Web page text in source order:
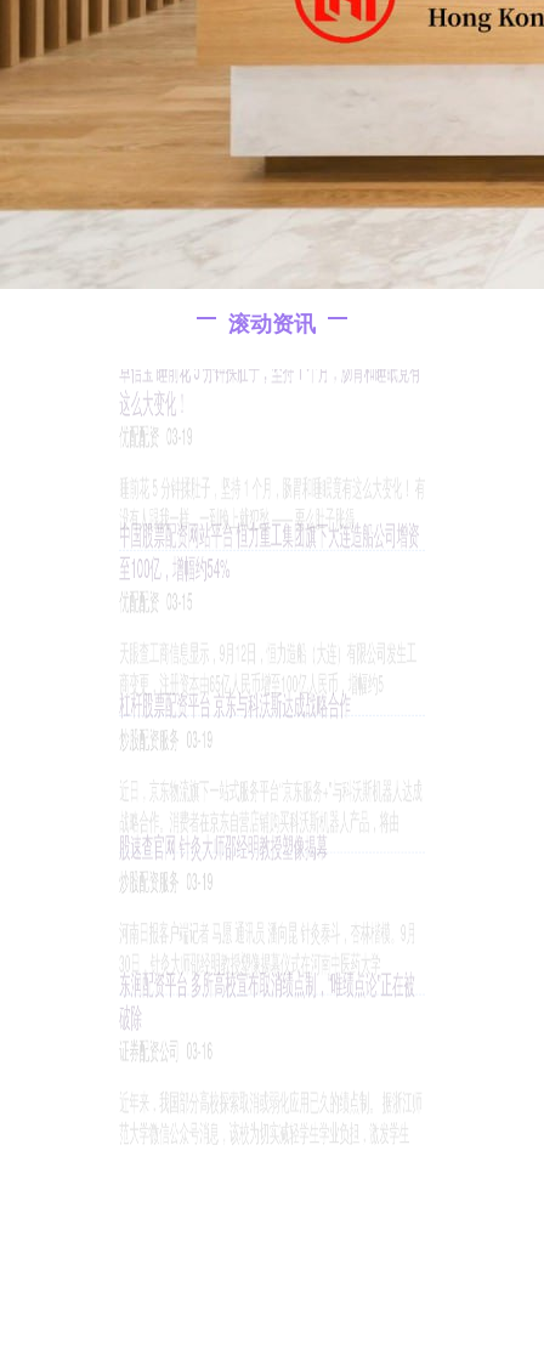
滚动资讯
东信证券配资 厨师IP、宝藏小店……大湾区假日餐饮消费亮
03-20
国庆黄金周，餐饮行业以多样化创新点燃假期消费活力。广州启动第
二届“Young城点心季”，联动粤港澳大湾区10家知名餐厅，
天猫配资官网 欧洲搅屎棍台湾邦交立陶宛，欲求盟友帮助，
求助无果宣布破产！
04-10
今天看到一条消息，真的让人觉得振奋不已。欧洲的小强——立陶
宛，在反对中国的立场上终于迎来了报应，在俄乌战争中也扮演了搅
豪泰配资平台 陆家嘴论坛上，吴清宣布科创板将推出两项改
06-17
中国证监会主席吴清在陆家嘴论坛上透露，近期科创板即将推出两项
改革措施。 一是扩大第五套标准适用范围到人工智能大模型企业，
05-20
点亮一束星光，光影路上，白鹿继续赤诚奔赴。
长沙期货配资公司平台 白酒指数反弹疲软，*ST岩石本周下
跌超11%，退市压力加剧丨酒市周报
本周A股市场迎来强势反弹，但白酒指数走势相对疲软。Wind白酒指
数周涨幅仅为0.3%，以59011点报收。板块内个股反弹